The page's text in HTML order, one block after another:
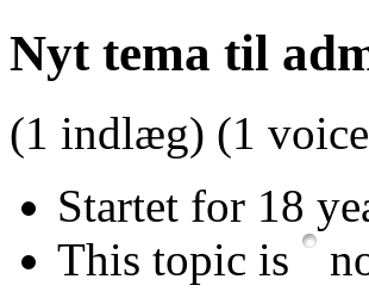
Nyt tema til
(1 indlæg) (1
Startet for 18
This topic is